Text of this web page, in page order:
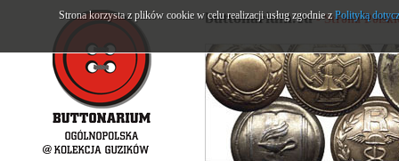
buttonarium.eu- Strona
Strona korzysta z plików cookie w celu realizacji usług zgodnie zPolityką